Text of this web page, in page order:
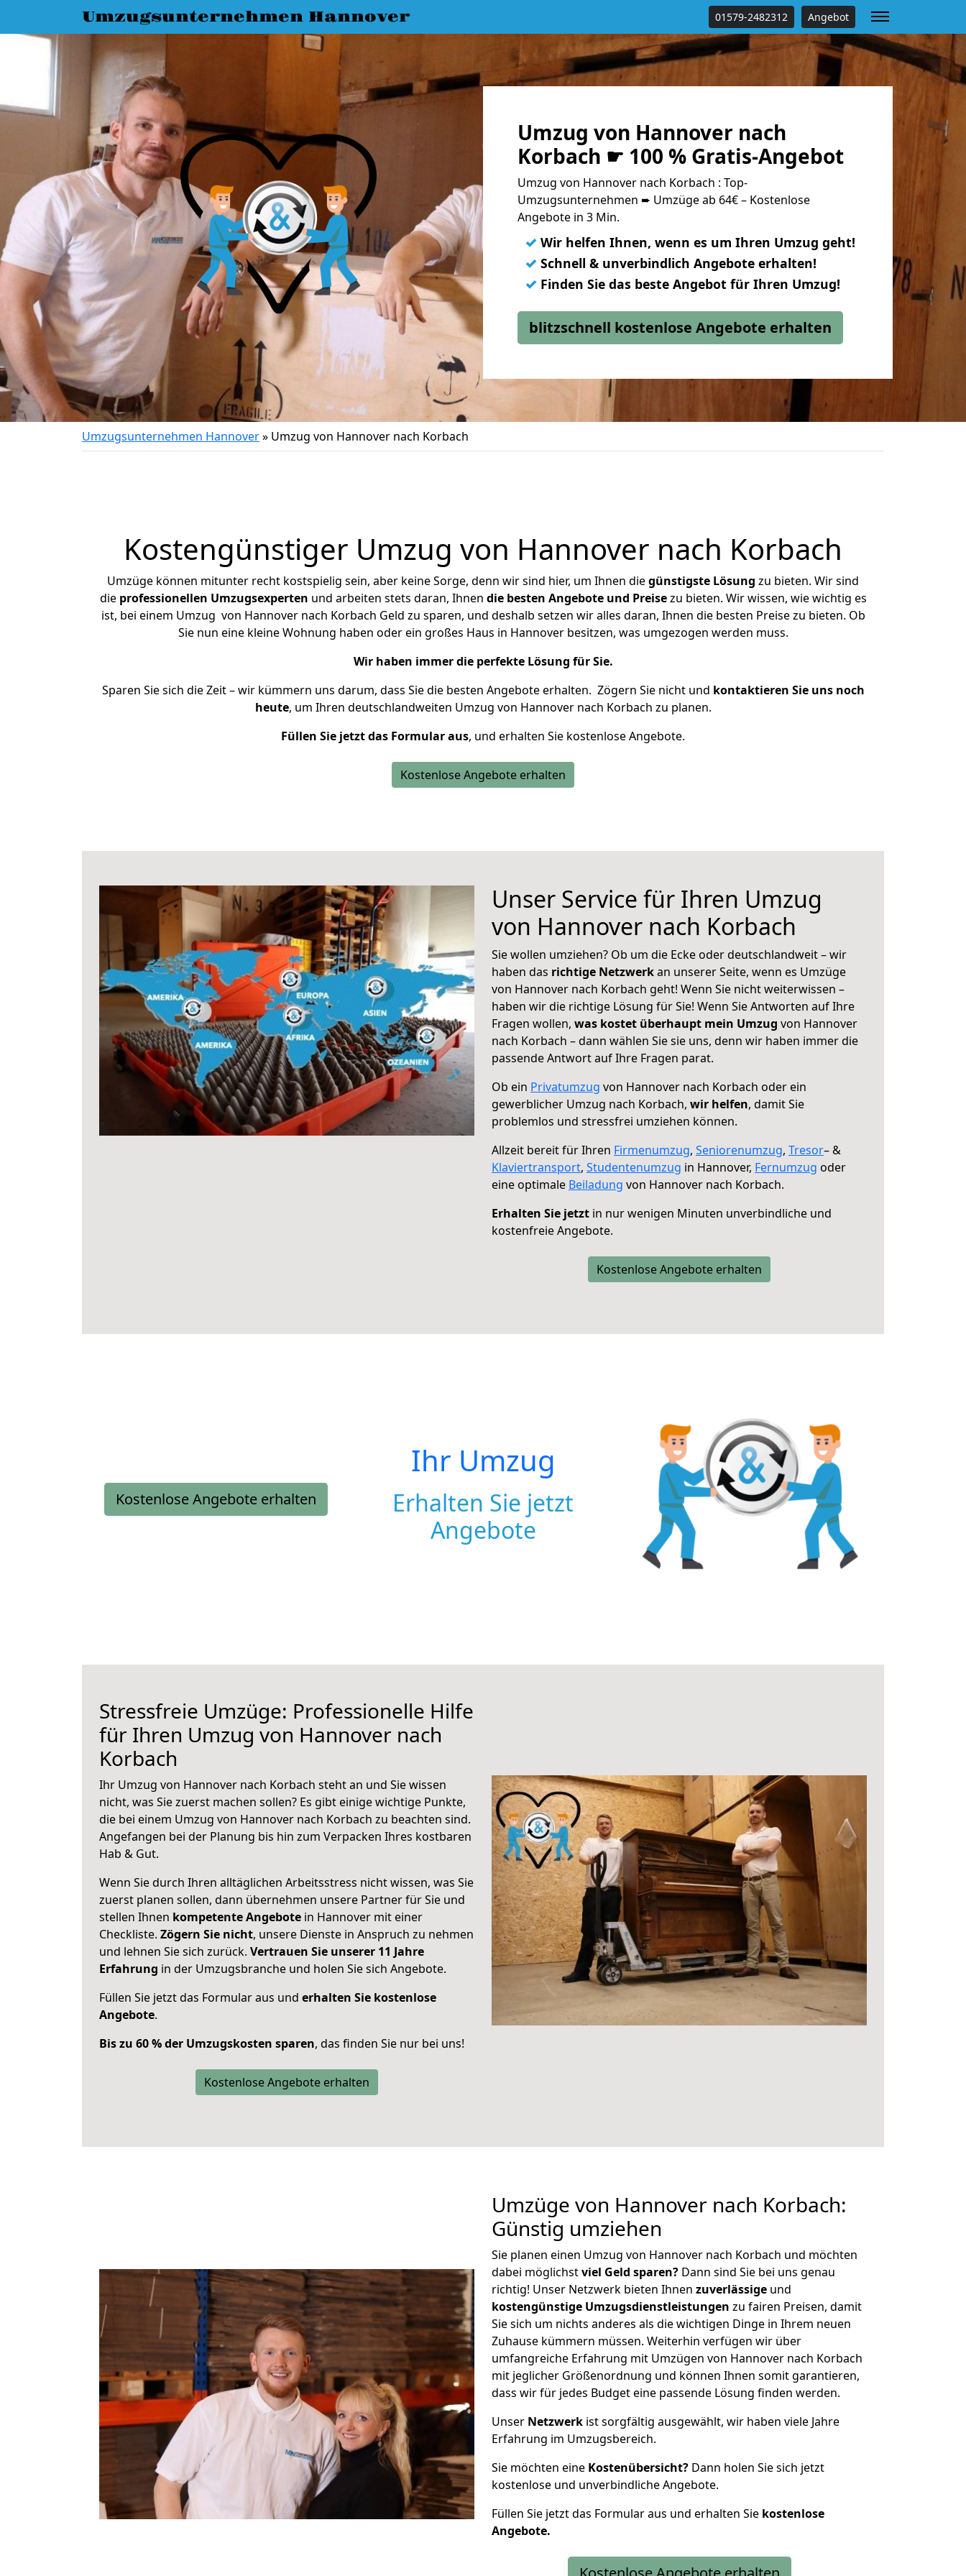
Umzugsunternehmen Hannover 01579-2482312 Angebot
Umzug von Hannover nach
Korbach ☛ 100 % Gratis-Angebot
Umzug von Hannover nach Korbach : Top-
Umzugsunternehmen ➨ Umzüge ab 64€ – Kostenlose
Angebote in 3 Min.
✓ Wir helfen Ihnen, wenn es um Ihren Umzug geht!
✓ Schnell & unverbindlich Angebote erhalten!
✓ Finden Sie das beste Angebot für Ihren Umzug!
blitzschnell kostenlose Angebote erhalten
Umzugsunternehmen Hannover» Umzug von Hannover nach Korbach
Kostengünstiger Umzug von Hannover nach Korbach
Umzüge können mitunter recht kostspielig sein, aber keine Sorge, denn wir sind hier, um Ihnen diegünstigste Lösung zu bieten. Wir sind
die professionellen Umzugsexperten und arbeiten stets daran, Ihnen die besten Angebote und Preisezu bieten. Wir wissen, wie wichtig es
ist, bei einem Umzug von Hannover nach Korbach Geld zu sparen, und deshalb setzen wir alles daran, Ihnen die besten Preise zu bieten. Ob
Sie nun eine kleine Wohnung haben oder ein großes Haus in Hannover besitzen, was umgezogen werden muss.
Wir haben immer die perfekte Lösung für Sie.
Sparen Sie sich die Zeit – wir kümmern uns darum, dass Sie die besten Angebote erhalten. Zögern Sie nicht und kontaktieren Sie uns noch
heute, um Ihren deutschlandweiten Umzug von Hannover nach Korbach zu planen.
Füllen Sie jetzt das Formular aus, und erhalten Sie kostenlose Angebote.
Kostenlose Angebote erhalten
Unser Service für Ihren Umzug
von Hannover nach Korbach
Sie wollen umziehen? Ob um die Ecke oder deutschlandweit – wir
haben das richtige Netzwerkan unserer Seite, wenn es Umzüge
von Hannover nach Korbach geht! Wenn Sie nicht weiterwissen –
haben wir die richtige Lösung für Sie! Wenn Sie Antworten auf Ihre
Fragen wollen, was kostet überhaupt mein Umzug von Hannover
nach Korbach – dann wählen Sie sie uns, denn wir haben immer die
passende Antwort auf Ihre Fragen parat.
Ob ein Privatumzug von Hannover nach Korbach oder ein
gewerblicher Umzug nach Korbach, wir helfen, damit Sie
problemlos und stressfrei umziehen können.
Allzeit bereit für Ihren Firmenumzug, Seniorenumzug, Tresor– &
Klaviertransport, Studentenumzug in Hannover, Fernumzug oder
eine optimale Beiladung von Hannover nach Korbach.
Erhalten Sie jetzt in nur wenigen Minuten unverbindliche und
kostenfreie Angebote.
Kostenlose Angebote erhalten
Kostenlose Angebote erhalten
Ihr Umzug
Erhalten Sie jetzt
Angebote
Stressfreie Umzüge: Professionelle Hilfe
für Ihren Umzug von Hannover nach
Korbach
Ihr Umzug von Hannover nach Korbach steht an und Sie wissen
nicht, was Sie zuerst machen sollen? Es gibt einige wichtige Punkte,
die bei einem Umzug von Hannover nach Korbach zu beachten sind.
Angefangen bei der Planung bis hin zum Verpacken Ihres kostbaren
Hab & Gut.
Wenn Sie durch Ihren alltäglichen Arbeitsstress nicht wissen, was Sie
zuerst planen sollen, dann übernehmen unsere Partner für Sie und
stellen Ihnen kompetente Angebote in Hannover mit einer
Checkliste. Zögern Sie nicht, unsere Dienste in Anspruch zu nehmen
und lehnen Sie sich zurück. Vertrauen Sie unserer 11 Jahre
Erfahrung in der Umzugsbranche und holen Sie sich Angebote.
Füllen Sie jetzt das Formular aus und erhalten Sie kostenlose
Angebote.
Bis zu 60 % der Umzugskosten sparen, das finden Sie nur bei uns!
Kostenlose Angebote erhalten
Umzüge von Hannover nach Korbach:
Günstig umziehen
Sie planen einen Umzug von Hannover nach Korbach und möchten
dabei möglichstviel Geld sparen? Dann sind Sie bei uns genau
richtig! Unser Netzwerk bieten Ihnen zuverlässige und
kostengünstige Umzugsdienstleistungen zu fairen Preisen, damit
Sie sich um nichts anderes als die wichtigen Dinge in Ihrem neuen
Zuhause kümmern müssen. Weiterhin verfügen wir über
umfangreiche Erfahrung mit Umzügen von Hannover nach Korbach
mit jeglicher Größenordnung und können Ihnen somit garantieren,
dass wir für jedes Budget eine passende Lösung finden werden.
Unser Netzwerk ist sorgfältig ausgewählt, wir haben viele Jahre
Erfahrung im Umzugsbereich.
Sie möchten eine Kostenübersicht? Dann holen Sie sich jetzt
kostenlose und unverbindliche Angebote.
Füllen Sie jetzt das Formular aus und erhalten Sie kostenlose
Angebote.